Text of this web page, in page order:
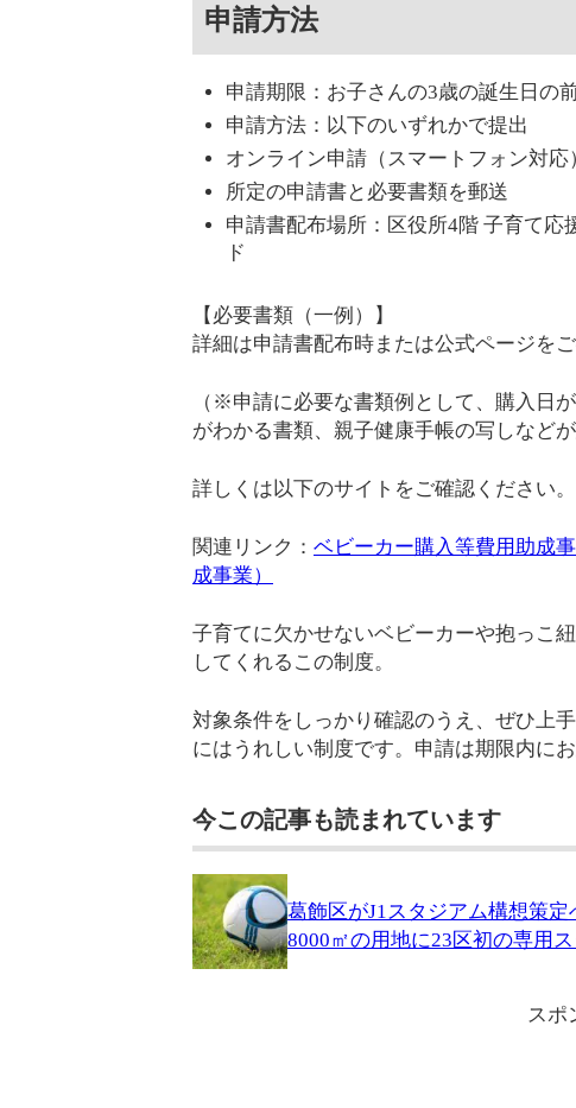
申請方法
申請期限：お子さんの3歳の誕生日の
申請方法：以下のいずれかで提出
オンライン申請（スマートフォン対応
所定の申請書と必要書類を郵送
申請書配布場所：区役所4階 子育て
ド
【必要書類（一例）】
詳細は申請書配布時または公式ページをご
（※申請に必要な書類例として、購入日
がわかる書類、親子健康手帳の写しなどが
詳しくは以下のサイトをご確認ください。
関連リンク： ベビーカー購入等費用助成
成事業）
子育てに欠かせないベビーカーや抱っこ
してくれるこの制度。
対象条件をしっかり確認のうえ、ぜひ上
にはうれしい制度です。申請は期限内にお
今この記事も読まれています
葛飾区がJ1スタジアム構想策
8000㎡の用地に23区初の専用
スポ